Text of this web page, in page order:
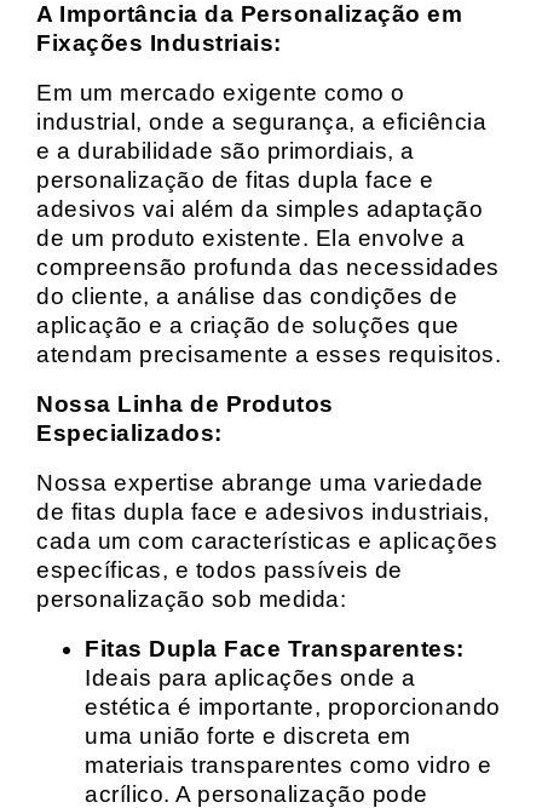
A Importância da Personalização em
Fixações Industriais:
Em um mercado exigente como o
industrial, onde a segurança, a eficiência
e a durabilidade são primordiais, a
personalização de fitas dupla face e
adesivos vai além da simples adaptação
de um produto existente. Ela envolve a
compreensão profunda das necessidades
do cliente, a análise das condições de
aplicação e a criação de soluções que
atendam precisamente a esses requisitos.
Nossa Linha de Produtos
Especializados:
Nossa expertise abrange uma variedade
de fitas dupla face e adesivos industriais,
cada um com características e aplicações
específicas, e todos passíveis de
personalização sob medida:
Fitas Dupla Face Transparentes:
Ideais para aplicações onde a
estética é importante, proporcionando
uma união forte e discreta em
materiais transparentes como vidro e
acrílico. A personalização pode